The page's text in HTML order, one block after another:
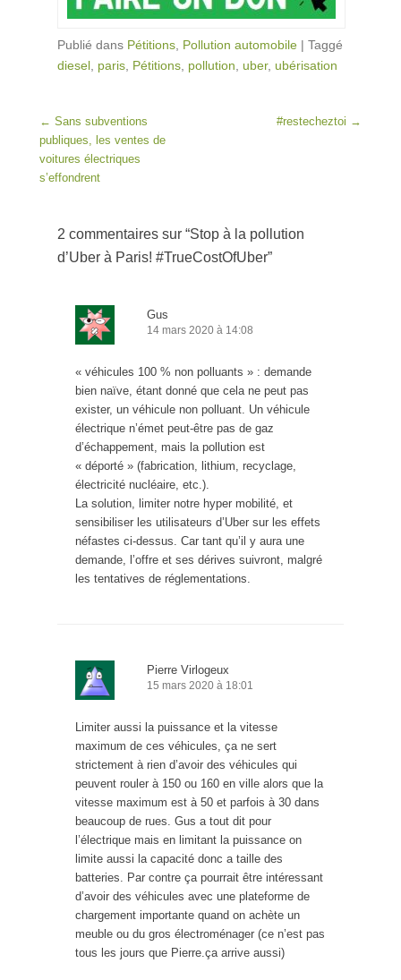
Publié dans Pétitions Pollution automobile | Taggé
diesel paris Pétitions pollution uber, ubérisation
Post navigation
← Sans subventions
publiques, les ventes de
voitures électriques
s’effondrent
#restecheztoi →
2 commentaires sur “Stop à la pollution
d’Uber à Paris! #TrueCostOfUber”
Gus
14 mars 2020 à 14:08
« véhicules 100 % non polluants » : demande
bien naïve, étant donné que cela ne peut pas
exister, un véhicule non polluant. Un véhicule
électrique n’émet peut-être pas de gaz
d’échappement, mais la pollution est
« déporté » (fabrication, lithium, recyclage,
électricité nucléaire, etc.).
La solution, limiter notre hyper mobilité, et
sensibiliser les utilisateurs d’Uber sur les effets
néfastes ci-dessus. Car tant qu’il y aura une
demande, l’offre et ses dérives suivront, malgré
les tentatives de réglementations.
Pierre Virlogeux
15 mars 2020 à 18:01
Limiter aussi la puissance et la vitesse
maximum de ces véhicules, ça ne sert
strictement à rien d’avoir des véhicules qui
peuvent rouler à 150 ou 160 en ville alors que la
vitesse maximum est à 50 et parfois à 30 dans
beaucoup de rues. Gus a tout dit pour
l’électrique mais en limitant la puissance on
limite aussi la capacité donc a taille des
batteries. Par contre ça pourrait être intéressant
d’avoir des véhicules avec une plateforme de
chargement importante quand on achète un
meuble ou du gros électroménager (ce n’est pas
tous les jours que Pierre.ça arrive aussi)